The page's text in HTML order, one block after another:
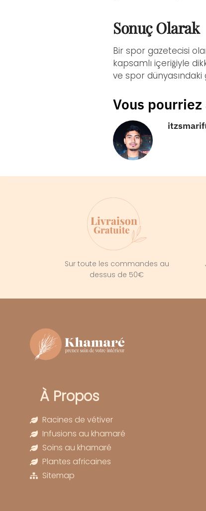
Sonuç Olarak
Bir spor gazetecisi
kapsamlı içeriğiyle
ve spor
Vous
Sur toute les commandes au
dessus de 50€
À Propos
Racines de vétiver
Infusions au khamaré
Soins au khamaré
Plantes africaines
Sitemap